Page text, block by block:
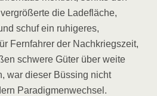
die Ladefläche,
schuf ein ruhigeres,
Fernfahrer der Nachkriegszeit,
schwere Güter über weite
war dieser Büssing nicht
Paradigmenwechsel.